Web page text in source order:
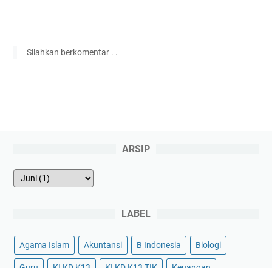
Silahkan berkomentar . .
ARSIP
LABEL
Agama Islam Akuntansi B Indonesia Biologi